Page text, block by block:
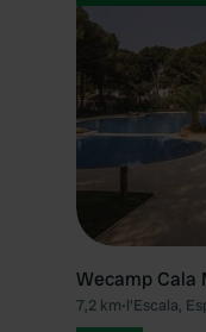
Wecamp Cala
7,2 km•l'Escala,